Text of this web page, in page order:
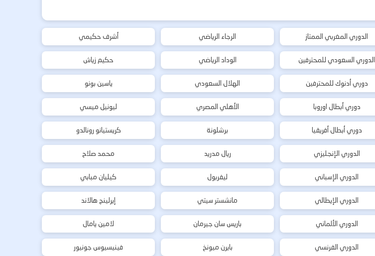
الدوري المغربي الممتاز
الدوري السعودي للمحترفين
دوري أدنوك للمحترفين
دوري أبطال اوروبا
دوري أبطال أفريقيا
الدوري الإنجليزي
الدوري الإسباني
الدوري الإيطالي
الدوري الألماني
الدوري الفرنسي
الرجاء الرياضي
الوداد الرياضي
الهلال السعودي
الأهلي المصري
برشلونة
ريال مدريد
ليفربول
مانشستر سيتي
باريس سان جيرمان
بايرن ميونخ
أشرف حكيمي
حكيم زياش
ياسين بونو
ليونيل ميسي
كريستيانو رونالدو
محمد صلاح
كيليان مبابي
إيرلينج هالاند
لامين يامال
فينيسيوس جونيور